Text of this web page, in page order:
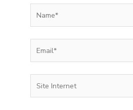
Internet